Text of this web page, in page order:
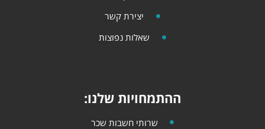
יצירת קשר
שאלות נפוצות
ההתמחויות שלנו:
שרותי חשבות שכר